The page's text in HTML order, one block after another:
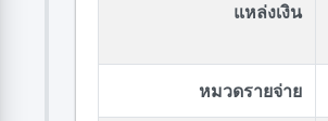
แหล่งเงิน
หมวดรายจ่าย